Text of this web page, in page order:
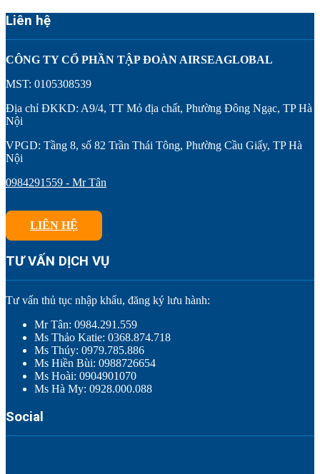
Liên hệ
CÔNG TY CỔ PHẦN TẬP ĐOÀN AIRSEAGLOBAL
MST: 0105308539
Địa chỉ ĐKKD: A9/4, TT Mỏ địa chất, Phường Đông Ngạc, TP Hà
Nội
VPGD: Tầng 8, số 82 Trần Thái Tông, Phường Cầu Giấy, TP Hà
Nội
0984291559 - Mr Tân
LIÊN HỆ
TƯ VẤN DỊCH VỤ
Tư vấn thủ tục nhập khẩu, đăng ký lưu hành:
Mr Tân: 0984.291.559
Ms Thảo Katie: 0368.874.718
Ms Thúy: 0979.785.886
Ms Hiền Bùi: 0988726654
Ms Hoài: 0904901070
Ms Hà My: 0928.000.088
Social